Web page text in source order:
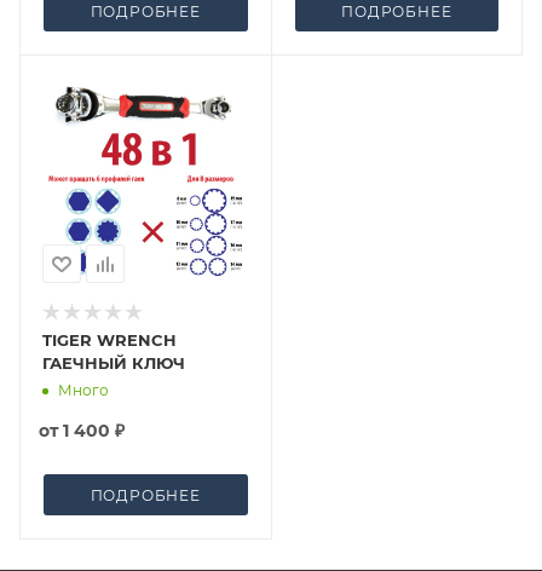
ПОДРОБНЕЕ ПОДРОБНЕЕ
TIGER WRENCH
ГАЕЧНЫЙ КЛЮЧ
Много
от1 400 ₽
ПОДРОБНЕЕ